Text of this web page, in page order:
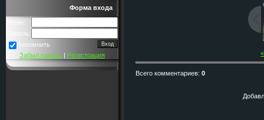
Форма входа
Логин:
Пароль:
запомнить
Забыл пароль | Регистрация
Всего комментариев: 0